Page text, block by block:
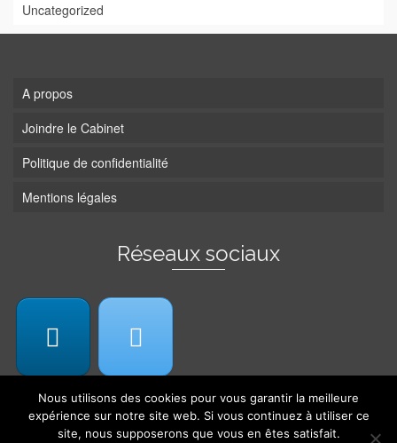
Uncategorized
A propos
Joindre le Cabinet
Politique de confidentialité
Mentions légales
Réseaux sociaux
Nous utilisons des cookies pour vous garantir la meilleure
expérience sur notre site web. Si vous continuez à utiliser ce
site, nous supposerons que vous en êtes satisfait.